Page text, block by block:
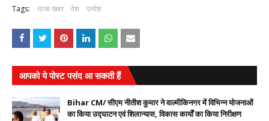
Tags: ताजा खबर देश प्रदेश
आपको ये पोस्ट पसंद आ सकती हैं
Bihar CM/ सीएम नीतीश कुमार ने वाल्मीकिनगर में विभिन्न योजनाओं
का किया उद्घाटन एवं शिलान्यास, विकास कार्यों का किया निरीक्षण